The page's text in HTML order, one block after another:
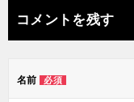
ナ
ビ
ー
コメントを残す
名前 必須